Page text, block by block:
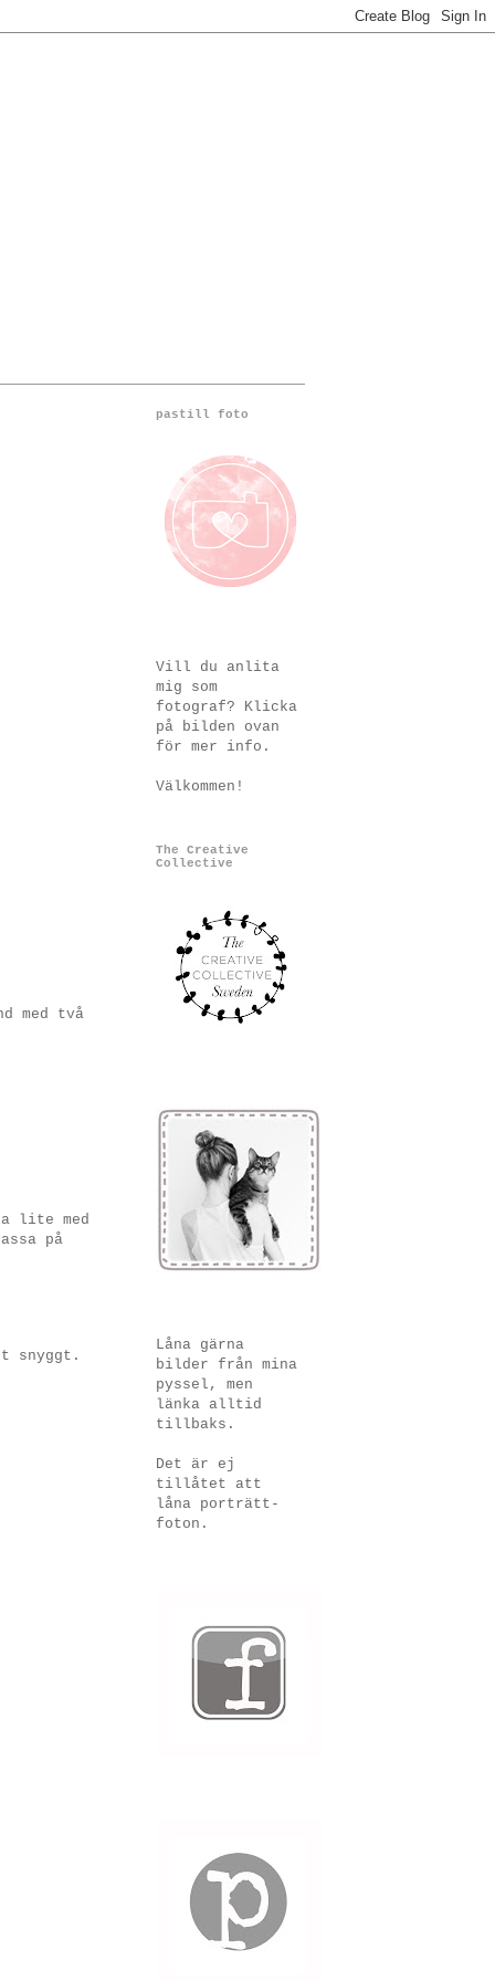
med två
lite med
på
snyggt.
pastill foto
Vill du anlita
mig som
fotograf? Klicka
på bilden ovan
för mer info.
Välkommen!
The Creative
Collective
Låna gärna
bilder från mina
pyssel, men
länka alltid
tillbaks.
Det är ej
tillåtet att
låna porträtt-
foton.